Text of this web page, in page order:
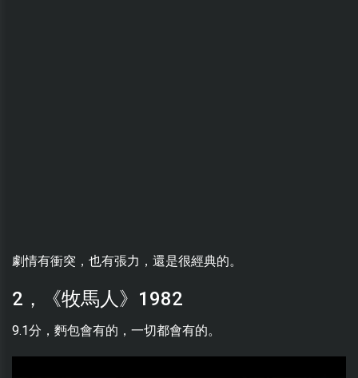
劇情有衝突，也有張力，還是很經典的。
2，《牧馬人》1982
9.1分，麪包會有的，一切都會有的。